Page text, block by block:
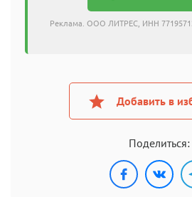
Реклама. ООО ЛИТРЕС, ИНН
Добавить в
Поделиться: